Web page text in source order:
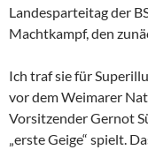
Landesparteitag der
Machtkampf, den
Ich traf sie für
vor dem Weimarer
Vorsitzender Gernot
„erste Geige“ spielt.